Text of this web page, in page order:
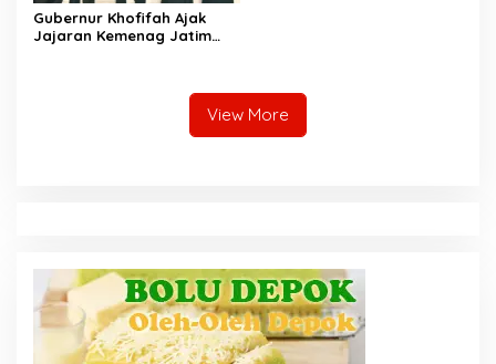
Gubernur Khofifah Ajak
Jajaran Kemenag Jatim
Pendidikan Karakter danView More